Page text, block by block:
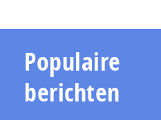
Populaire
berichten